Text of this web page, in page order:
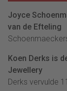
Joyce
van de Efteling
Koen Derks is
Jewellery
Derks vervulde